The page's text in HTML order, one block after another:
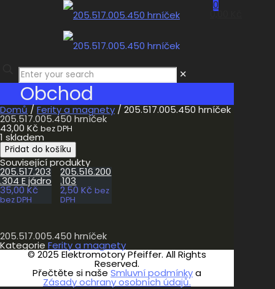
0
0,00 Kč
✕
Obchod
Domů / Ferity a magnety / 205.517.005.450 hrníček
205.517.005.450 hrníček
43,00 Kč bez DPH
1 skladem
205.517.005.450
hrníček
množství
Přidat do košíku
Související produkty
205.517.203
.304 E jádro
35,00 Kč
bez DPH
205.516.200
.103
2,50Kč bez
DPH
205.517.005.450 hrníček
Kategorie Ferity a magnety
© 2025 Elektromotory Pfeiffer. All Rights
Reserved.
Přečtěte si naše Smluvní podmínkya
Zásady ochrany osobních údajů.